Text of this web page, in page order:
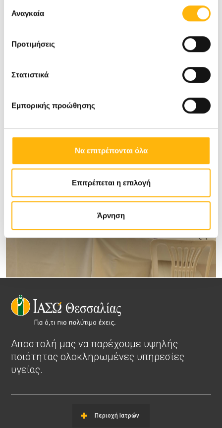
των υπηρεσιών τους.
συγκατάθεσης
Αναγκαία
Προτιμήσεις
Στατιστικά
Εμπορικής προώθησης
Να επιτρέπονται όλα
Επιτρέπεται η επιλογή
Άρνηση
Αποστολή μας να παρέχουμε υψηλής
ποιότητας ολοκληρωμένες υπηρεσίες
υγείας.
Περιοχή Ιατρών